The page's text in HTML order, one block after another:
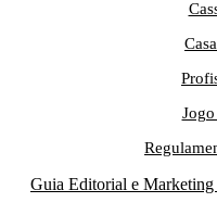
Guia Editorial e